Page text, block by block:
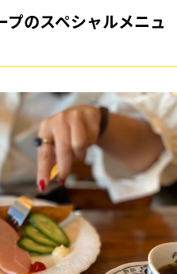
プのスペシャルメニュ